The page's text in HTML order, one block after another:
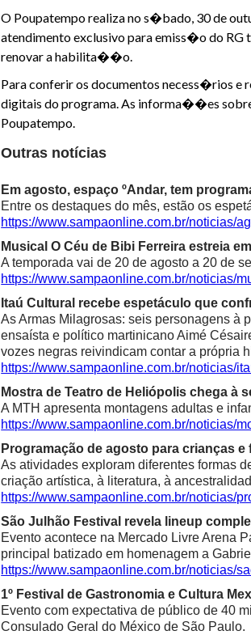
O Poupatempo realiza no s�bado, 30 de
atendimento exclusivo para emiss�o do RG
renovar a habilita��o.
Para conferir os documentos necess�rios
digitais do programa. As informa��es
Poupatempo.
Outras notícias
Em agosto, espaço ºAndar, tem
Entre os destaques do mês, estão os
https://www.sampaonline.com.br/noticias/
Musical O Céu de Bibi Ferreira estreia
A temporada vai de 20 de agosto a 20 de
https://www.sampaonline.com.br/noticias/
Itaú Cultural recebe espetáculo que
As Armas Milagrosas: seis personagens à
ensaísta e político martinicano Aimé
vozes negras reivindicam contar a própria
https://www.sampaonline.com.br/noticias/
Mostra de Teatro de Heliópolis chega à
A MTH apresenta montagens adultas e
https://www.sampaonline.com.br/noticias/
Programação de agosto para crianças
As atividades exploram diferentes formas
criação artística, à literatura, à
https://www.sampaonline.com.br/noticias/
São Julhão Festival revela lineup
Evento acontece na Mercado Livre Arena
principal batizado em homenagem a
https://www.sampaonline.com.br/noticias/
1º Festival de Gastronomia e Cultura
Evento com expectativa de público de 40
Consulado Geral do México de São Paulo.